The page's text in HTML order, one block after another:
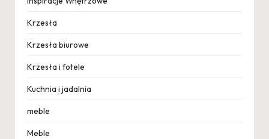
Krzesła
Krzesła biurowe
Krzesła i fotele
Kuchnia i jadalnia
meble
Meble